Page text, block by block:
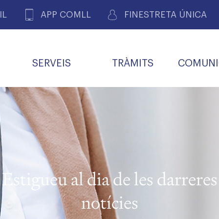
APP COMLL FINESTRETA ÚNICA
DE PACIENTS DE LLEIDA
SERVEIS TRÀMITS
DE GOVERN COMISSIÓ DEONTOLÒGICA
INFORMÀTICA I NOVES
TECNOLOGIES
DE FEINA
ALERTES
FARMACÈUTIQUES
R
CARNET METGE
COL·LEGIAT
Estigueu al dia de les darreres
notícies